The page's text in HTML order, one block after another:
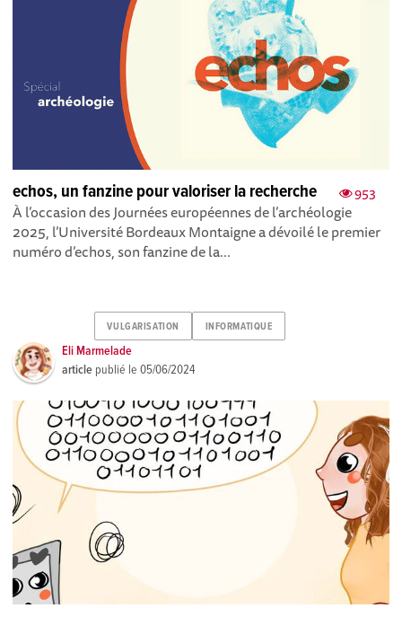
953
echos, un fanzine pour valoriser la recherche
À l’occasion des Journées européennes de l’archéologie
2025, l’Université Bordeaux Montaigne a dévoilé le premier
numéro d’echos, son fanzine de la...
VULGARISATION INFORMATIQUE
Eli Marmelade
article publié le05/06/2024